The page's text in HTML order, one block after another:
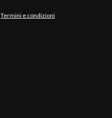
Termini e condizioni